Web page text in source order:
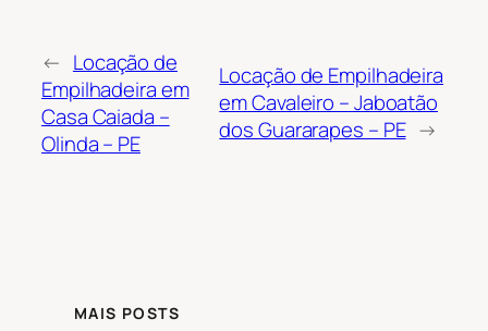
← Locação de
Empilhadeira em
Casa Caiada –
Olinda – PE
Locação de Empilhadeira
em Cavaleiro – Jaboatão
dos Guararapes – PE →
MAIS POSTS